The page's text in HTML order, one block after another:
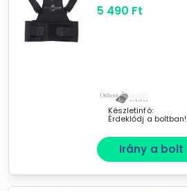
5 490 Ft
Készletinfó:
Érdeklődj a boltban!
Irány a bolt